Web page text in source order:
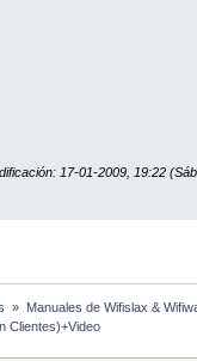
17-01-2009, 19:22
» Manuales de Wifislax &
Clientes)+Video